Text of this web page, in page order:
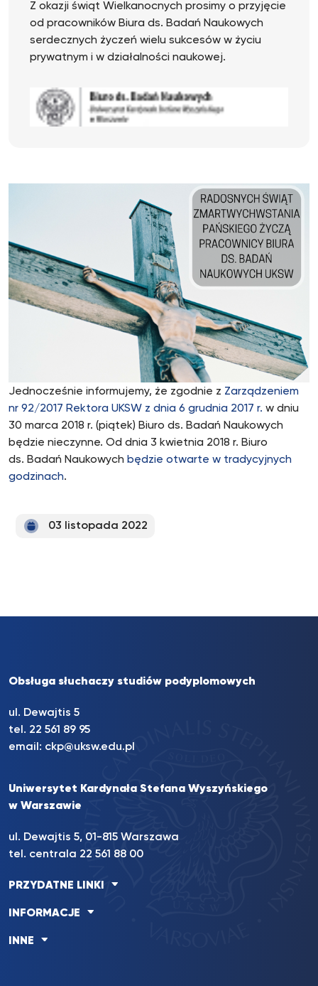
Z okazji świąt Wielkanocnych prosimy o przyjęcie
od pracowników Biura ds. Badań Naukowych
serdecznych życzeń wielu sukcesów w życiu
prywatnym i w działalności naukowej.
Jednocześnie informujemy, że zgodnie z Zarządzeniem
nr 92/2017 Rektora UKSW z dnia 6 grudnia 2017 r. w dniu
30 marca 2018 r. (piątek) Biuro ds. Badań Naukowych
będzie nieczynne. Od dnia 3 kwietnia 2018 r. Biuro
ds. Badań Naukowych będzie otwarte w tradycyjnych
godzinach.
03 listopada 2022
Obsługa słuchaczy studiów podyplomowych
ul. Dewajtis 5
tel. 22 561 89 95
email: ckp@uksw.edu.pl
Uniwersytet Kardynała Stefana Wyszyńskiego
w Warszawie
ul. Dewajtis 5, 01-815 Warszawa
tel. centrala 22 561 88 00
PRZYDATNE LINKI
INFORMACJE
INNE